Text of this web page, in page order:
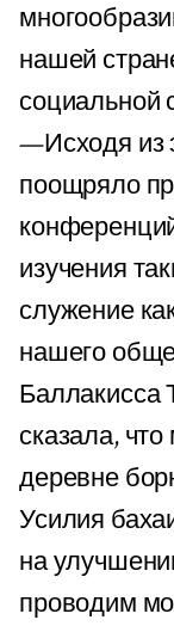
нашей
социальной
—Исходя из
поощряло
изучения
служение
нашего
Баллакисса
сказала,
деревне
Усилия
на
проводим